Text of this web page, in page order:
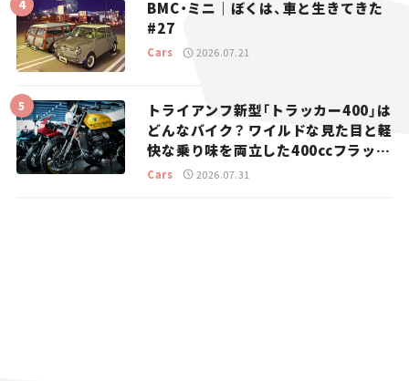
BMC・ミニ｜ぼくは、車と生きてきた
#27
Cars 2026.07.21
トライアンフ新型「トラッカー400」は
どんなバイク？ ワイルドな見た目と軽
快な乗り味を両立した400ccフラット
トラッカー【試乗レビュー】
Cars 2026.07.31